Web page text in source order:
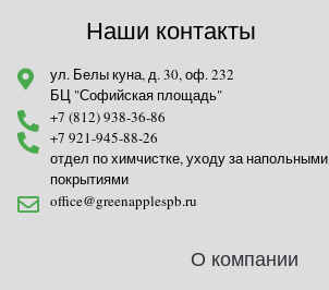
О компании
Наши контакты
ул. Белы куна, д. 30, оф. 232
БЦ "Софийская площадь"
+7 (812) 938-36-86
+7 921-945-88-26
отдел по химчистке, уходу за напольными
покрытиями
office@greenapplespb.ru